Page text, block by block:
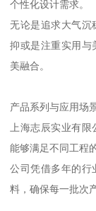
个性化设计需求。
无论是追求大气沉
抑或是注重实用与
美融合。
产品系列与应用场
上海志辰实业有限
能够满足不同工程
公司凭借多年的行
料，确保每一批次